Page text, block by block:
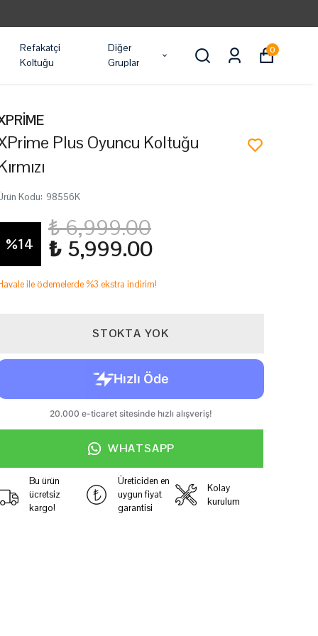
Refakatçi
Koltuğu
Diğer
Gruplar
0
Plus Oyuncu Koltuğu
Kodu: 98556K
%14
₺ 6,999.00
₺ 5,999.00
ile ödemelerde %3 ekstra indirim!
STOKTA YOK
WHATSAPP
Bu ürün
ücretsiz
kargo!
Üreticiden en
uygun fiyat
garantisi
Kolay
kurulum